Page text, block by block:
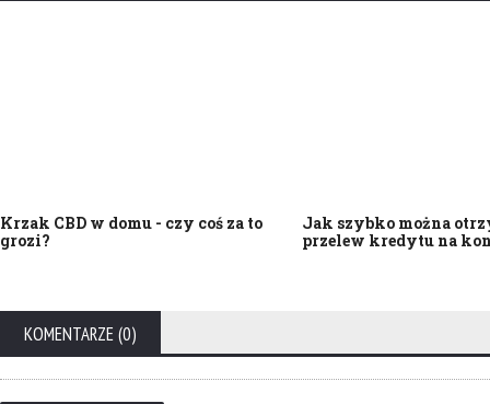
Krzak CBD w domu - czy coś za to
grozi?
Jak szybko można
przelew kredytu na
KOMENTARZE (0)